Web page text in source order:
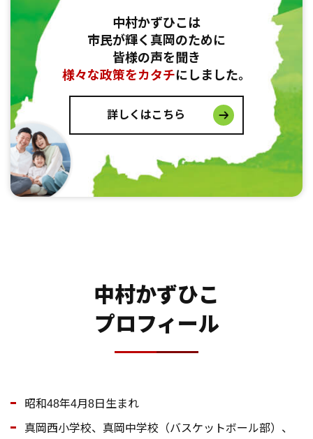
中村かずひこは
市民が輝く真岡のために
皆様の声を聞き
様々な政策をカタチにしました。
詳しくはこちら
中村かずひこ
プロフィール
昭和48年4月8日生まれ
真岡西小学校、真岡中学校（バスケットボール部）、